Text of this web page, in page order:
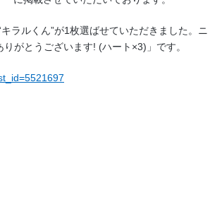
ラルくん”が1枚選ばせていただきました。ニ
がとうございます! (ハート×3)」です。